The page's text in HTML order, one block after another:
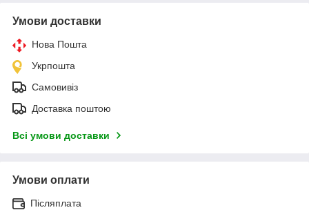
Умови доставки
Нова Пошта
Укрпошта
Самовивіз
Доставка поштою
Всі умови доставки
Умови оплати
Післяплата